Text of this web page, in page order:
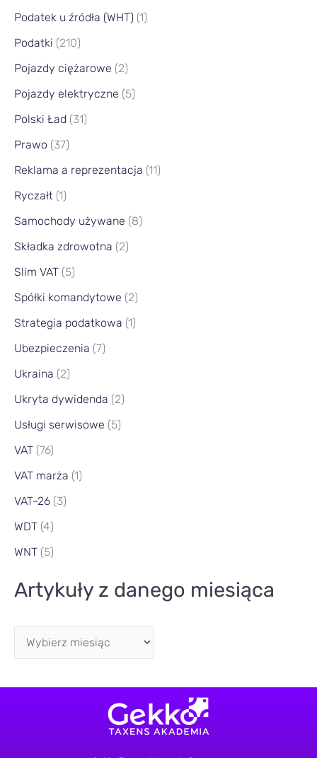
Podatek u źródła (WHT) (1)
Podatki (210)
Pojazdy ciężarowe (2)
Pojazdy elektryczne (5)
Polski Ład (31)
Prawo (37)
Reklama a reprezentacja (11)
Ryczałt (1)
Samochody używane (8)
Składka zdrowotna (2)
Slim VAT (5)
Spółki komandytowe (2)
Strategia podatkowa (1)
Ubezpieczenia (7)
Ukraina (2)
Ukryta dywidenda (2)
Usługi serwisowe (5)
VAT (76)
VAT marża (1)
VAT-26 (3)
WDT (4)
WNT (5)
Artykuły z danego miesiąca